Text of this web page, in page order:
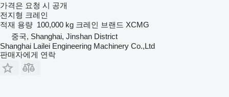
가격은 요청 시 공개
전지형 크레인
적재 용량 100,000 kg 크레인 브랜드 XCMG
중국, Shanghai, Jinshan District
Shanghai Lailei Engineering Machinery Co.,Ltd
판매자에게 연락